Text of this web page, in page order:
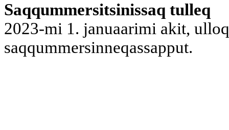
Saqqummersitsinissaq tulleq
2023-mi 1. januaarimi akit,
saqqummersinneqassapput.